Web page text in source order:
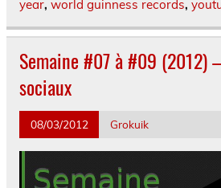
year, world guinness records,
Semaine #07 à #09 (2012)
sociaux
08/03/2012 Grokuik